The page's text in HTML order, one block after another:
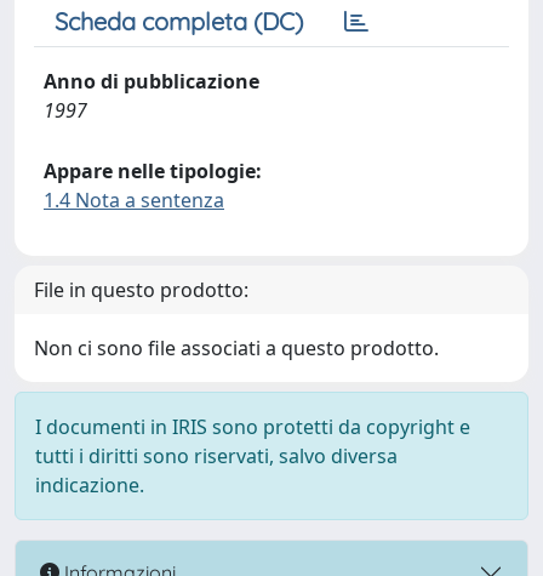
Scheda completa (DC)
Anno di pubblicazione
1997
Appare nelle tipologie:
1.4 Nota a sentenza
File in questo prodotto:
Non ci sono file associati a questo prodotto.
I documenti in IRIS sono protetti da copyright e
tutti i diritti sono riservati, salvo diversa
indicazione.